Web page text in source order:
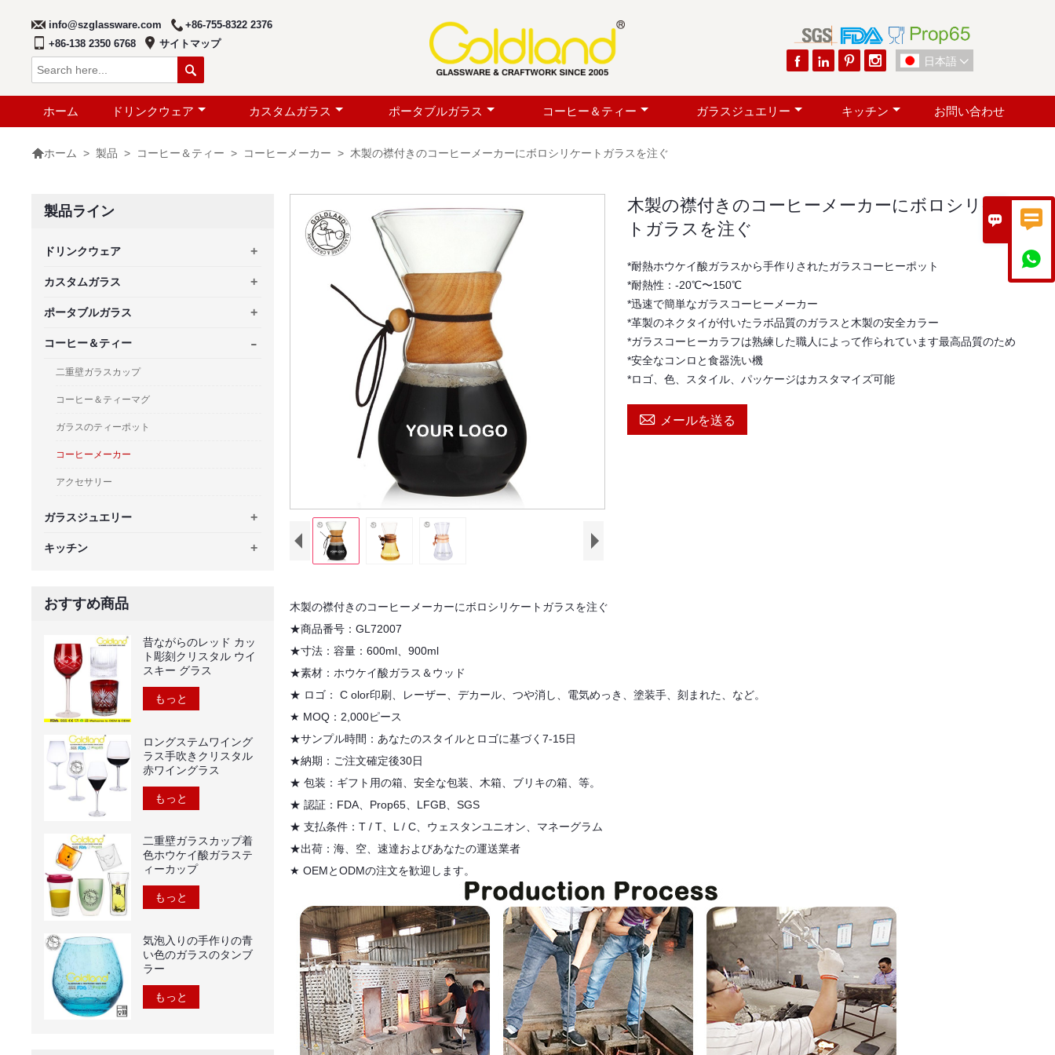
 

info@szglassware.com
+86-755-8322 2376
+86-138 2350 6768
サイトマップ
     日本語 
ホーム ドリンクウェア カスタムガラス ポータブルガラス コーヒー＆ティー ガラスジュエリー キッチン お問い合わせ
ホーム > 製品 > コーヒー＆ティー > コーヒーメーカー > 木製の襟付きのコーヒーメーカーにボロシリケートガラスを注ぐ
木製の襟付きのコーヒーメーカーにボロシリケー
トガラスを注ぐ
*耐熱ホウケイ酸ガラスから手作りされたガラスコーヒーポット
*耐熱性：-20℃〜150℃
*迅速で簡単なガラスコーヒーメーカー
*革製のネクタイが付いたラボ品質のガラスと木製の安全カラー
*ガラスコーヒーカラフは熟練した職人によって作られています最高品質のため
*安全なコンロと食器洗い機
*ロゴ、色、スタイル、パッケージはカスタマイズ可能
 メールを送る
木製の襟付きのコーヒーメーカーにボロシリケートガラスを注ぐ
★商品番号：GL72007
★寸法：容量：600ml、900ml
★素材：ホウケイ酸ガラス＆ウッド
★ ロゴ： Color印刷、レーザー、デカール、つや消し、電気めっき、塗装手、刻まれた、など。
★ MOQ：2,000ピース
★サンプル時間：あなたのスタイルとロゴに基づく7-15日
★納期：ご注文確定後30日
★ 包装：ギフト用の箱、安全な包装、木箱、ブリキの箱、等。
★ 認証：FDA、Prop65、LFGB、SGS
★ 支払条件：T / T、L / C、ウェスタンユニオン、マネーグラム
★出荷：海、空、速達およびあなたの運送業者
★ OEMとODMの注文を歓迎します。
製品ライン
+
ドリンクウェア
+
カスタムガラス
+
ポータブルガラス
-
コーヒー＆ティー
二重壁ガラスカップ
コーヒー＆ティーマグ
ガラスのティーポット
コーヒーメーカー
アクセサリー
+
ガラスジュエリー
+
キッチン
おすすめ商品
昔ながらのレッド カッ
ト彫刻クリスタル ウイ
スキー グラス
もっと
ロングステムワイング
ラス手吹きクリスタル
赤ワイングラス
もっと
二重壁ガラスカップ着
色ホウケイ酸ガラステ
ィーカップ
もっと
気泡入りの手作りの青
い色のガラスのタンブ
ラー
もっと